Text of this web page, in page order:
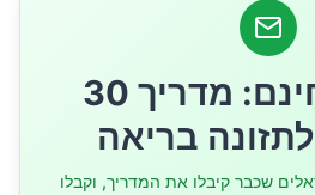
🎁 קבלו חינם: מדריך 30
בריאה
ל-46,000 ישראלים שכבר קיבלו את המדריך, וקבלו